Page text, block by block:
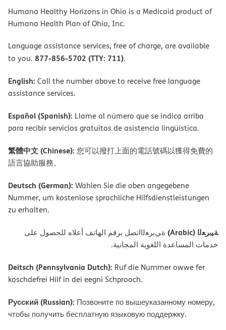
Humana Healthy Horizons in Ohio is a Medicaid product of
Humana Health Plan of Ohio, Inc.
Language assistance services, free of charge, are available
to you. 877-856-5702 (TTY: 711).
English: Call the number above to receive free language
assistance services.
Español (Spanish): Llame al número que se indica arriba
para recibir servicios gratuitos de asistencia lingüística.
繁體中文 (Chinese): 您可以撥打上面的電話號碼以獲得免費的
語言協助服務。
Deutsch (German): Wählen Sie die oben angegebene
Nummer, um kostenlose sprachliche Hilfsdienstleistungen
zu erhalten.
ﺔﯿﺑﺮﻌﻟا (Arabic)
ةﻲﺑﺮﻌﻟااﺗﺼﻞ ﺑﺮﻗﻢ اﻟﮭﺎﺗﻒ أﻋﻼه ﻟﻠﺤﺼﻮل ﻋﻠﻰ
ﺧﺪﻣﺎت اﻟﻤﺴﺎﻋﺪة اﻟﻠﻐﻮﯾﺔ اﻟﻤﺠﺎﻧﯿﺔ.
Deitsch (Pennsylvania Dutch): Ruf die Nummer owwe fer
koschdefrei Hilf in dei eegni Schprooch.
Русский (Russian): Позвоните по вышеуказанному номеру,
чтобы получить бесплатную языковую поддержку.